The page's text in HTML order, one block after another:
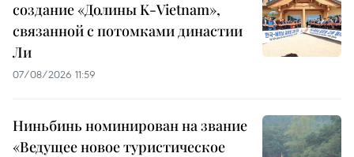
создание «Долины K-Vietnam»,
связанной с потомками династии
Ли
07/08/2026 11:59
Ниньбинь номинирован на звание
«Ведущее новое туристическое